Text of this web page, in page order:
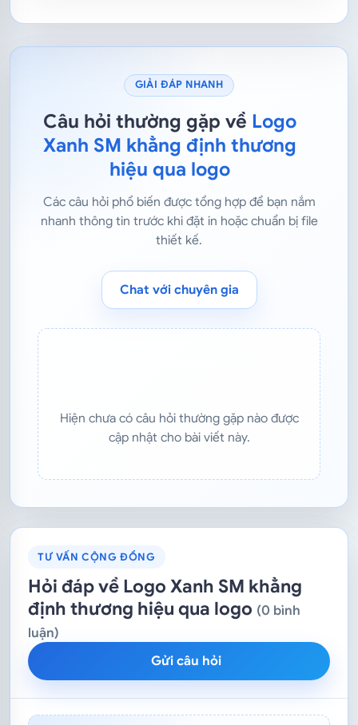
GIẢI ĐÁP NHANH
Câu hỏi thường gặp về Logo
Xanh SM khẳng định thương
hiệu qua logo
Các câu hỏi phổ biến được tổng hợp để bạn nắm
nhanh thông tin trước khi đặt in hoặc chuẩn bị file
thiết kế.
Chat với chuyên gia
Hiện chưa có câu hỏi thường gặp nào được
cập nhật cho bài viết này.
TƯ VẤN CỘNG ĐỒNG
Hỏi đáp về Logo Xanh SM khẳng
định thương hiệu qua logo (0 bình
luận)
Gửi câu hỏi